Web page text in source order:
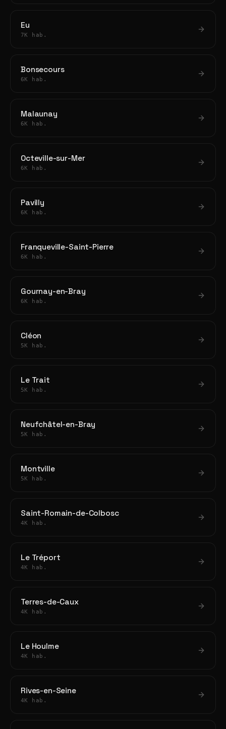
Eu
7K hab.
Bonsecours
6K hab.
Malaunay
6K hab.
Octeville-sur-Mer
6K hab.
Pavilly
6K hab.
Franqueville-Saint-Pierre
6K hab.
Gournay-en-Bray
6K hab.
Cléon
5K hab.
Le Trait
5K hab.
Neufchâtel-en-Bray
5K hab.
Montville
5K hab.
Saint-Romain-de-Colbosc
4K hab.
Le Tréport
4K hab.
Terres-de-Caux
4K hab.
Le Houlme
4K hab.
Rives-en-Seine
4K hab.